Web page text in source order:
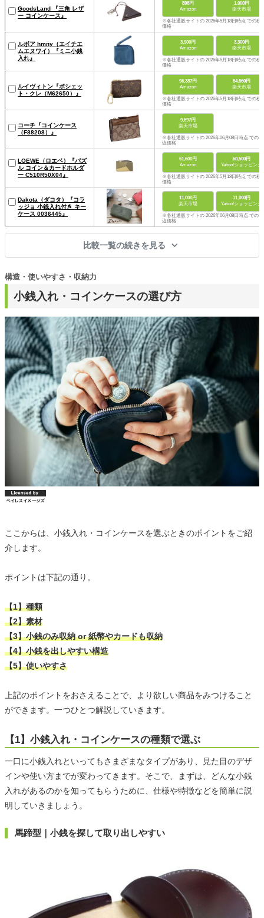
GoodsLand 『三角 レザ
ー コインケース』
898円
Amazon
1,000円
楽天市場
※各社通販サイトの 2026年5月18日時点 での税
価格
ルボア hmny（エイチエ
ムエヌワイ）『ミニ小銭
入れ』
3,900円
Amazon
3,300円
楽天市場
※各社通販サイトの 2026年5月18日時点 での税
価格
ルイヴィトン『ポシェッ
ト・クレ（M62650）』
96,387円
Amazon
54,560円
楽天市場
※各社通販サイトの 2026年5月18日時点 での税
価格
コーチ『コインケース
（F88208）』
9,597円
楽天市場
※各社通販サイトの 2026年06月08日時点 での税
込価格
LOEWE（ロエベ）『パズ
ル コイン＆カードホルダ
ー C510R50X04』
61,600円
Amazon
60,500円
Yahoo!ショッピング
※各社通販サイトの 2026年5月18日時点 での税
価格
Dakota（ダコタ）『コラ
ッジョ 小銭入れ付き キー
ケース 0036445』
11,000円
楽天市場
11,000円
Yahoo!ショッピング
※各社通販サイトの 2026年06月08日時点 での税
込価格
比較一覧の続きを見る
小銭入れ・コインケースの選び方
構造・使いやすさ・収納力
ここからは、小銭入れ・コインケースを選ぶときのポイントをご紹
介します。
ポイントは下記の通り。
【1】種類
【2】素材
【3】小銭のみ収納 or 紙幣やカードも収納
【4】小銭を出しやすい構造
【5】使いやすさ
上記のポイントをおさえることで、より欲しい商品をみつけること
ができます。一つひとつ解説していきます。
【1】小銭入れ・コインケースの種類で選ぶ
一口に小銭入れといってもさまざまなタイプがあり、見た目のデザ
インや使い方までが変わってきます。そこで、まずは、どんな小銭
入れがあるのかを知ってもらうために、仕様や特徴などを簡単に説
明していきましょう。
馬蹄型｜小銭を探して取り出しやすい